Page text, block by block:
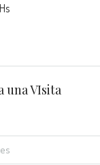
una VIsita